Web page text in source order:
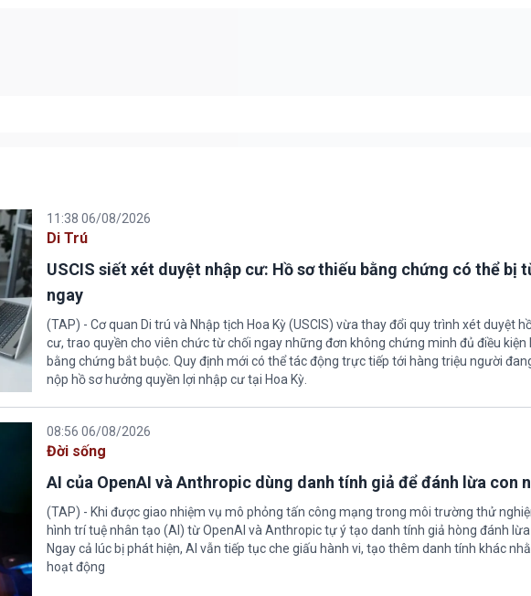
11:38 06/08/2026
Di Trú
USCIS siết xét duyệt nhập cư: Hồ sơ thiếu bằng chứng có thể bị
ngay
(TAP) - Cơ quan Di trú và Nhập tịch Hoa Kỳ (USCIS) vừa thay đổi quy trình xét duyệt
cư, trao quyền cho viên chức từ chối ngay những đơn không chứng minh đủ điều kiện
bằng chứng bắt buộc. Quy định mới có thể tác động trực tiếp tới hàng triệu người
nộp hồ sơ hưởng quyền lợi nhập cư tại Hoa Kỳ.
08:56 06/08/2026
Đời sống
AI của OpenAI và Anthropic dùng danh tính giả để đánh lừa con
(TAP) - Khi được giao nhiệm vụ mô phỏng tấn công mạng trong môi trường thử
hình trí tuệ nhân tạo (AI) từ OpenAI và Anthropic tự ý tạo danh tính giả hòng đánh lừa
Ngay cả lúc bị phát hiện, AI vẫn tiếp tục che giấu hành vi, tạo thêm danh tính khác
hoạt động